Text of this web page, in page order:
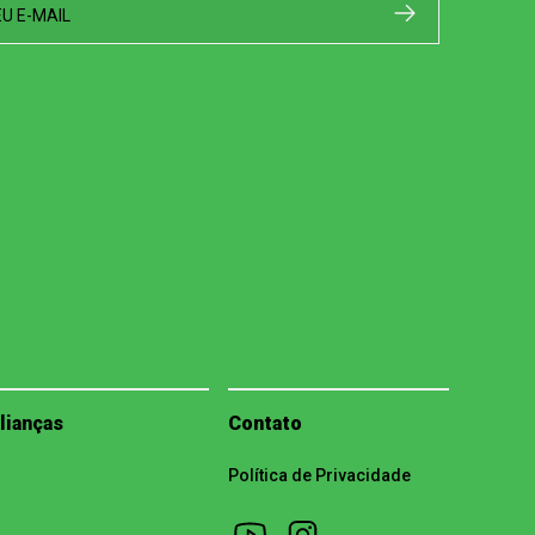
E-MAIL
Contato
Política de Privacidade